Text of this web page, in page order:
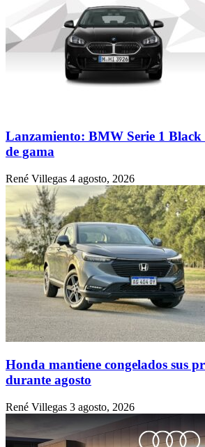
Lanzamiento: BMW Serie 1 Black
de gama
René Villegas 4 agosto, 2026
Honda mantiene congelados sus
durante agosto
René Villegas 3 agosto, 2026